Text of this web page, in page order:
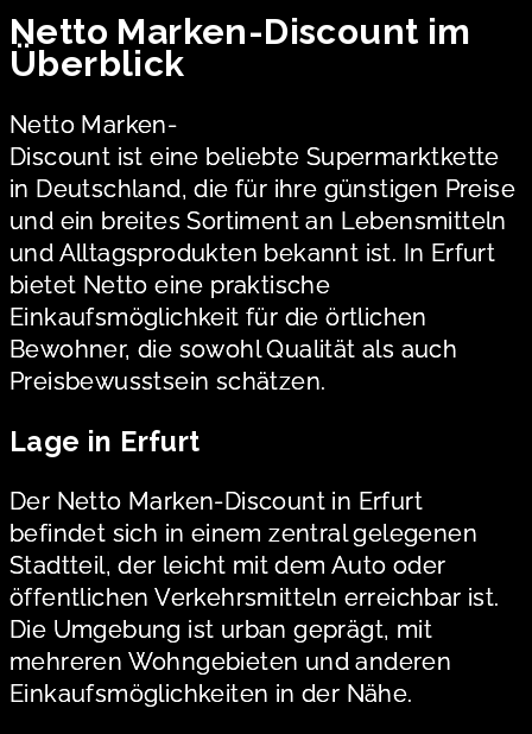
Netto Marken-Discount im
Überblick
Netto Marken-
Discount ist eine beliebte Supermarktkette
in Deutschland, die für ihre günstigen Preise
und ein breites Sortiment an Lebensmitteln
und Alltagsprodukten bekannt ist. In Erfurt
bietet Netto eine praktische
Einkaufsmöglichkeit für die örtlichen
Bewohner, die sowohl Qualität als auch
Preisbewusstsein schätzen.
Lage in Erfurt
Der Netto Marken-Discount in Erfurt
befindet sich in einem zentral gelegenen
Stadtteil, der leicht mit dem Auto oder
öffentlichen Verkehrsmitteln erreichbar ist.
Die Umgebung ist urban geprägt, mit
mehreren Wohngebieten und anderen
Einkaufsmöglichkeiten in der Nähe.